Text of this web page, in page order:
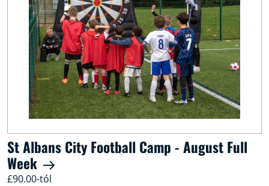
St Albans City Football Camp - August Full
Week
£90.00-tól